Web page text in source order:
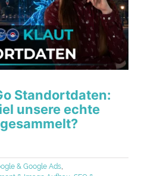
Standortdaten:
unsere echte
& Google Ads